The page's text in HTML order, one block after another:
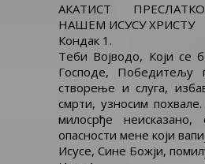
НАШЕМ ИСУСУ
АКАТИСТ
НАШЕМ ИСУСУ ХРИСТУ
Кондак 1.
Теби Војводо, Који се
Господе, Победитељу
створење и слуга,
смрти, узносим
милосрђе неисказано,
опасности мене који
Исусе, Сине Божји,